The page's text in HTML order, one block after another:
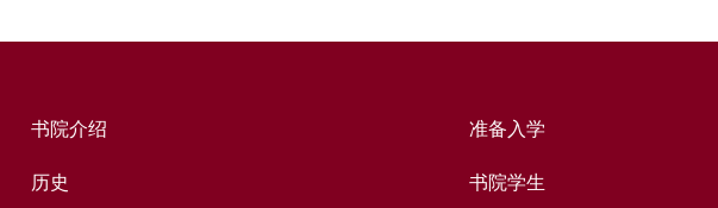
书院介绍
历史
准备入学
书院学生